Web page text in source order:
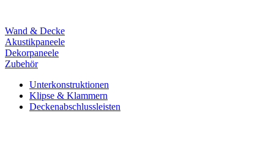
Wand & Decke
Akustikpaneele
Dekorpaneele
Zubehör
Unterkonstruktionen
Klipse & Klammern
Deckenabschlussleisten